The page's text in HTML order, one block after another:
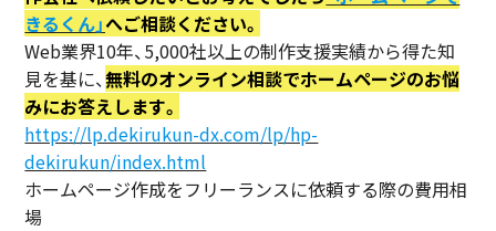
きるくん」へご相談ください。
Web業界10年、5,000社以上の制作支援実績から得た知
見を基に、無料のオンライン相談でホームページのお悩
みにお答えします。
https://lp.dekirukun-dx.com/lp/hp-
dekirukun/index.html
ホームページ作成をフリーランスに依頼する際の費用相
場